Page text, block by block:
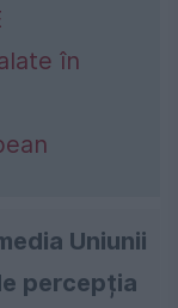
în
Uniunii
percepția